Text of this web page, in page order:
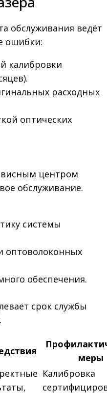
обслуживания ведёт
ошибки:
калибровки
расходных
оптических
центром
обслуживание.
системы
оптоволоконных
обеспечения.
срок службы
меры
Калибровка